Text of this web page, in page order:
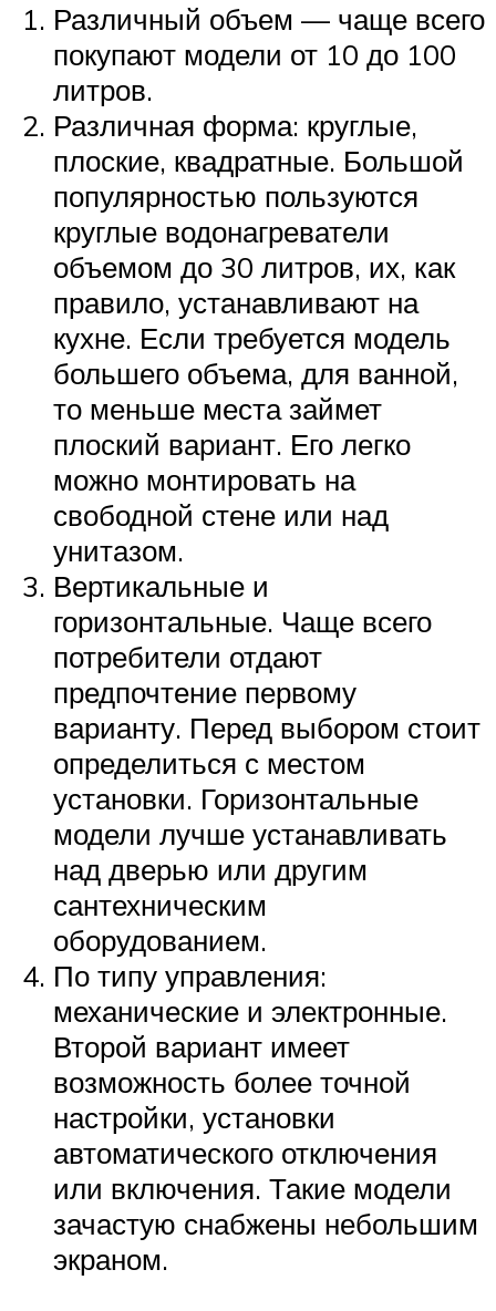
Различный объем — чаще всего
покупают модели от 10 до 100
литров.
Различная форма: круглые,
плоские, квадратные. Большой
популярностью пользуются
круглые водонагреватели
объемом до 30 литров, их, как
правило, устанавливают на
кухне. Если требуется модель
большего объема, для ванной,
то меньше места займет
плоский вариант. Его легко
можно монтировать на
свободной стене или над
унитазом.
Вертикальные и
горизонтальные. Чаще всего
потребители отдают
предпочтение первому
варианту. Перед выбором стоит
определиться с местом
установки. Горизонтальные
модели лучше устанавливать
над дверью или другим
сантехническим
оборудованием.
По типу управления:
механические и электронные.
Второй вариант имеет
возможность более точной
настройки, установки
автоматического отключения
или включения. Такие модели
зачастую снабжены небольшим
экраном.